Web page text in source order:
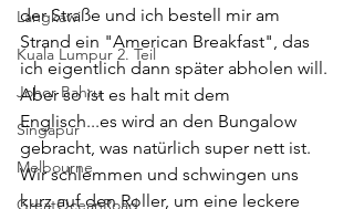
Langkawi
Kuala Lumpur 2. Teil
Johor Bahru
Singapur
Melbourne
GreatOceanRoad
der Straße und ich bestell mir am
Strand ein "American Breakfast", das
ich eigentlich dann später abholen will.
Aber so ist es halt mit dem
Englisch...es wird an den Bungalow
gebracht, was natürlich super nett ist.
Wir schlemmen und schwingen uns
kurz auf den Roller, um eine leckere